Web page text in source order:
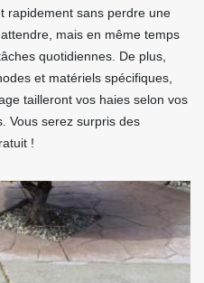
rapidement sans perdre une
mais en même temps
quotidiennes. De plus,
et matériels spécifiques,
tailleront vos haies selon vos
Vous serez surpris des
!